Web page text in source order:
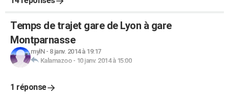
Temps de trajet gare de Lyon à gare
Montparnasse
mylN- 8 janv. 2014 à 19:17
Kalamazoo- 10 janv. 2014 à 15:00
1 réponse